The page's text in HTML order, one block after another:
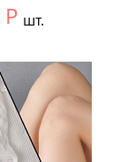
Р шт.
10 шт.